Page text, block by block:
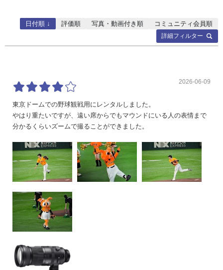
詳細フィルター
日付順 ↓ 評価順 写真・動画付き順 コミュニティ会員順
2026-06-09
東京ドームでの野球観戦用にレンタルしました。
やはり重たいですが、遠い席からでもマウンドにいる人の表情まで
分かるくらいズームで撮ることができました。